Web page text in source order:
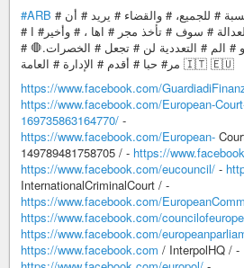
#ARB
# سوف # تأخذ مجر # اها ، # وأخير# ا #
# الم # التعددية لن # تجعل # الخصرات.🛑 #
مر# حبا # أقدم # الإدارة # العامة 🇮🇹 🇪🇺
https://www.facebook.com/
https://www.facebook.com/European-
169735863164770/ -
https://www.facebook.com/European-
149789481758705 / - https://
https://www.facebook.com/eucouncil/ -
InternationalCriminalCourt / -
https://www.facebook.com/
https://www.facebook.com/
https://www.facebook.com/
https://www.facebook.com / InterpolHQ / -